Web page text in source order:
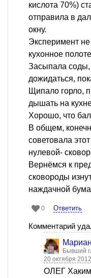
кислота 70%)
отправила в
окну.
Эксперимент
кухонное
Засыпала
дожидаться,
Щипало горло,
дышать на
Хорошо, что
В общем,
советовала
нулевой-
Вернёмся к
сковороды
наждачной
0 Ответить
Комментарий
Бывший
20 октября
ОЛЕГ